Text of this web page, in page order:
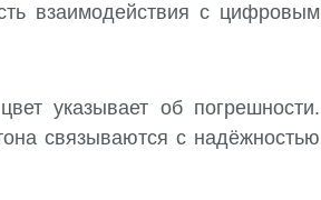
взаимодействия с цифровым
указывает об погрешности.
связываются с надёжностью